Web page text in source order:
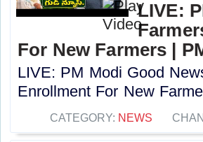
LIVE:
For New Farmers |
LIVE: PM Modi Good
Enrollment For New
CATEGORY: NEWS